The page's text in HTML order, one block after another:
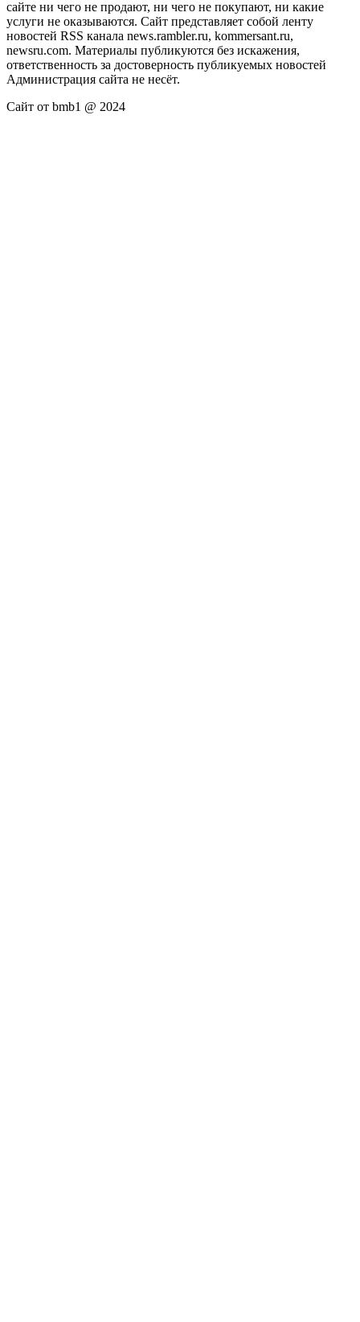
сайте ни чего не продают, ни чего не покупают, ни какие
услуги не оказываются. Сайт представляет собой ленту
новостей RSS канала news.rambler.ru, kommersant.ru,
newsru.com. Материалы публикуются без искажения,
ответственность за достоверность публикуемых новостей
Администрация сайта не несёт.
Сайт от bmb1 @ 2024